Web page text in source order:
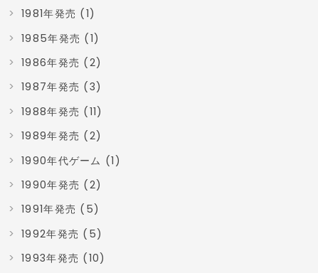
1981年発売 (1)
1985年発売 (1)
1986年発売 (2)
1987年発売 (3)
1988年発売 (11)
1989年発売 (2)
1990年代ゲーム (1)
1990年発売 (2)
1991年発売 (5)
1992年発売 (5)
1993年発売 (10)